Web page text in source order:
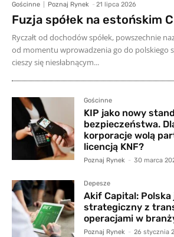
Gościnne Poznaj Rynek - 21 lipca 2026
Fuzja spółek na estońskim
Ryczałt od dochodów spółek, powszechnie
od momentu wprowadzenia go do polskiego
cieszy się niesłabnącym...
Gościnne
KIP jako nowy
bezpieczeństwa.
korporacje wolą
licencją KNF?
Poznaj Rynek - 30 marca
Depesze
Akif Capital: Polska
strategiczny z
operacjami w
Poznaj Rynek - 26 stycznia